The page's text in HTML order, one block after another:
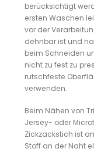
berücksichtigt
ersten Waschen
vor der
dehnbar ist und
beim Schneiden
nicht zu fest zu
rutschfeste
verwenden.
Beim Nähen von
Jersey- oder
Zickzackstich ist
Stoff an der Naht